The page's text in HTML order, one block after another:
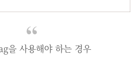
을 사용해야 하는 경우